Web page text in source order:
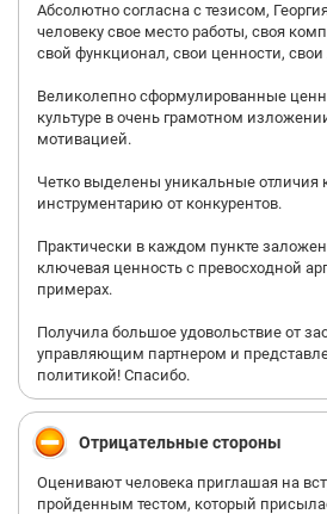
Абсолютно согласна с тезисом,
человеку свое место работы, своя
свой функционал, свои ценности,
Великолепно сформулированные
культуре в очень грамотном
мотивацией.
Четко выделены уникальные отличия
инструментарию от конкурентов.
Практически в каждом пункте
ключевая ценность с превосходной
примерах.
Получила большое удовольствие от
управляющим партнером и
политикой! Спасибо.
Отрицательные стороны
Оценивают человека приглашая на
пройденным тестом, который